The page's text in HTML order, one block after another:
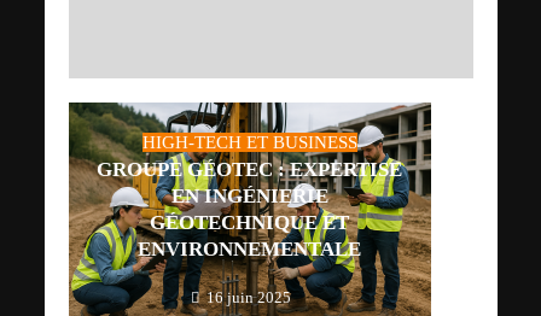
HIGH-TECH ET BUSINESS
GROUPE GÉOTEC : EXPERTISE
EN INGÉNIERIE
GÉOTECHNIQUE ET
ENVIRONNEMENTALE
16 juin 2025